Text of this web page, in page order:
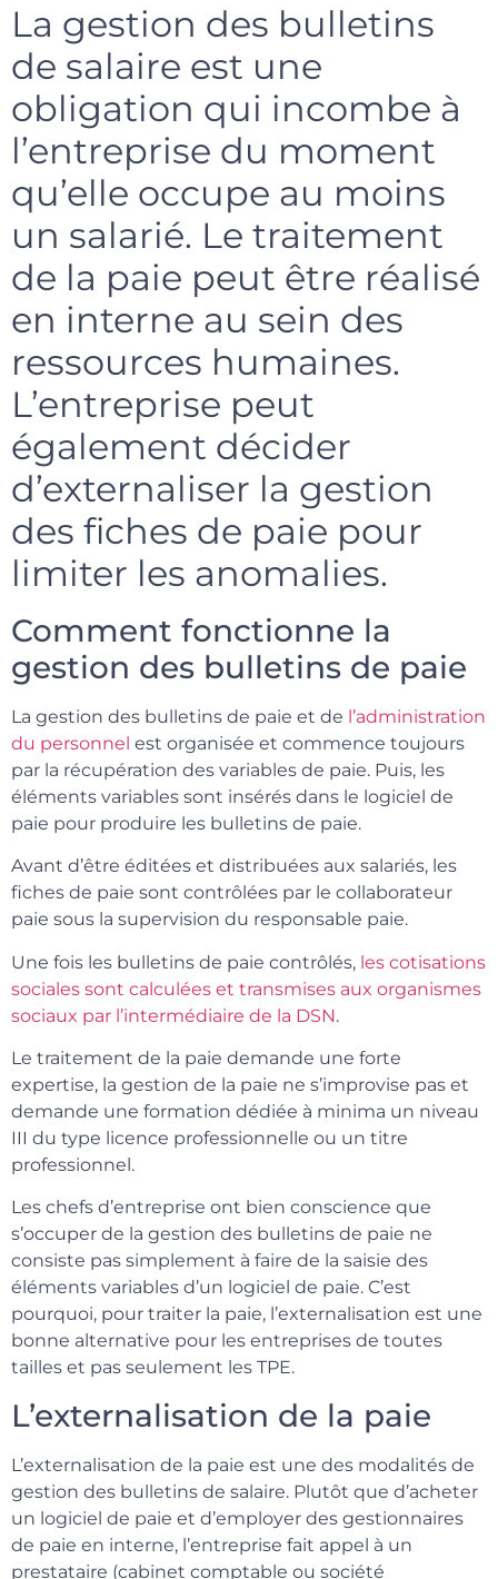
La gestion des bulletins
de salaire est une
obligation qui incombe à
l’entreprise du moment
qu’elle occupe au moins
un salarié. Le traitement
de la paie peut être réalisé
en interne au sein des
ressources humaines.
L’entreprise peut
également décider
d’externaliser la gestion
des fiches de paie pour
limiter les anomalies.
Comment fonctionne la
gestion des bulletins de paie
La gestion des bulletins de paie et de l’administration
du personnel est organisée et commence toujours
par la récupération des variables de paie. Puis, les
éléments variables sont insérés dans le logiciel de
paie pour produire les bulletins de paie.
Avant d’être éditées et distribuées aux salariés, les
fiches de paie sont contrôlées par le collaborateur
paie sous la supervision du responsable paie.
Une fois les bulletins de paie contrôlés, les cotisations
sociales sont calculées et transmises aux organismes
sociaux par l’intermédiaire de la DSN.
Le traitement de la paie demande une forte
expertise, la gestion de la paie ne s’improvise pas et
demande une formation dédiée à minima un niveau
III du type licence professionnelle ou un titre
professionnel.
Les chefs d’entreprise ont bien conscience que
s’occuper de la gestion des bulletins de paie ne
consiste pas simplement à faire de la saisie des
éléments variables d’un logiciel de paie. C’est
pourquoi, pour traiter la paie, l’externalisation est une
bonne alternative pour les entreprises de toutes
tailles et pas seulement les TPE.
L’externalisation de la paie
L’externalisation de la paie est une des modalités de
gestion des bulletins de salaire. Plutôt que d’acheter
un logiciel de paie et d’employer des gestionnaires
de paie en interne, l’entreprise fait appel à un
prestataire (cabinet comptable ou société